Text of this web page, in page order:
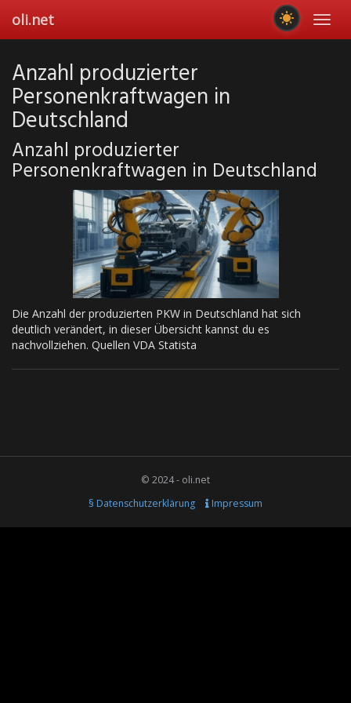
main
oli.net
Anzahl produzierter
Personenkraftwagen in
Deutschland
Anzahl produzierter
Personenkraftwagen in Deutschland
Die Anzahl der produzierten PKW in Deutschland hat sich
deutlich verändert, in dieser Übersicht kannst du es
nachvollziehen. Quellen VDA Statista
© 2024 - oli.net
§ Datenschutzerklärung
Impressum